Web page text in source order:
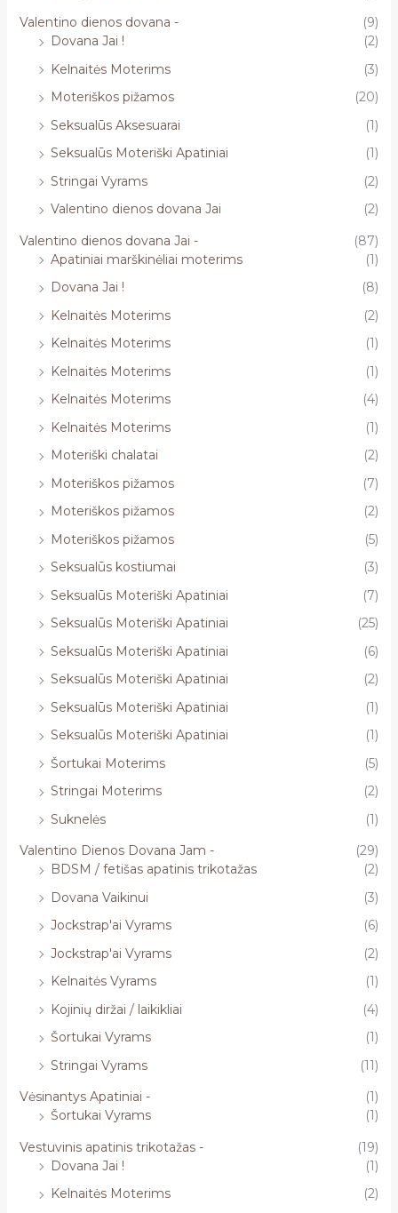
Valentino dienos dovana -
(9)
Dovana Jai !
(2)
Kelnaitės Moterims
(3)
Moteriškos pižamos
(20)
Seksualūs Aksesuarai
(1)
Seksualūs Moteriški Apatiniai
(1)
Stringai Vyrams
(2)
Valentino dienos dovana Jai
(2)
Valentino dienos dovana Jai -
(87)
Apatiniai marškinėliai moterims
(1)
Dovana Jai !
(8)
Kelnaitės Moterims
(2)
Kelnaitės Moterims
(1)
Kelnaitės Moterims
(1)
Kelnaitės Moterims
(4)
Kelnaitės Moterims
(1)
Moteriški chalatai
(2)
Moteriškos pižamos
(7)
Moteriškos pižamos
(2)
Moteriškos pižamos
(5)
Seksualūs kostiumai
(3)
Seksualūs Moteriški Apatiniai
(7)
Seksualūs Moteriški Apatiniai
(25)
Seksualūs Moteriški Apatiniai
(6)
Seksualūs Moteriški Apatiniai
(2)
Seksualūs Moteriški Apatiniai
(1)
Seksualūs Moteriški Apatiniai
(1)
Šortukai Moterims
(5)
Stringai Moterims
(2)
Suknelės
(1)
Valentino Dienos Dovana Jam -
(29)
BDSM / fetišas apatinis trikotažas
(2)
Dovana Vaikinui
(3)
Jockstrap'ai Vyrams
(6)
Jockstrap'ai Vyrams
(2)
Kelnaitės Vyrams
(1)
Kojinių diržai / laikikliai
(4)
Šortukai Vyrams
(1)
Stringai Vyrams
(11)
Vėsinantys Apatiniai -
(1)
Šortukai Vyrams
(1)
Vestuvinis apatinis trikotažas -
(19)
Dovana Jai !
(1)
Kelnaitės Moterims
(2)